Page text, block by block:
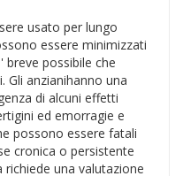
usato per lungo
essere minimizzati
possibile che
anzianihanno una
di alcuni effetti
ed emorragie e
possono essere fatali
cronica o persistente
una valutazione